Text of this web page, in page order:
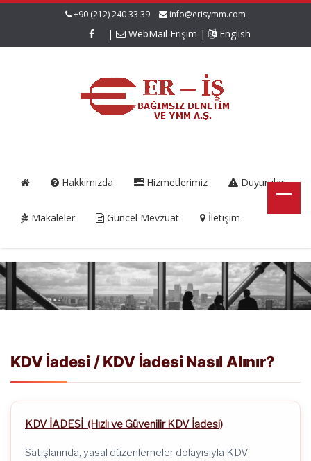
+90 (212) 240 33 39 info@erisymm.com
| WebMail Erişim | English
Hakkımızda Hizmetlerimiz Duyurular
Makaleler Güncel Mevzuat İletişim
KDV İadesi / KDV İadesi Nasıl Alınır?
KDV İADESİ (Hızlı ve Güvenilir KDV İadesi)
Satışlarında, yasal düzenlemeler dolayısıyla KDV